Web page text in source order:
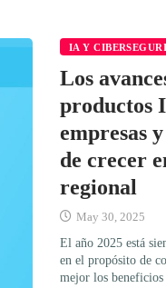
IA Y
Los
productos
empresas
de crecer
regional
May 30, 2025
El año 2025 está
en el propósito de
mejor los